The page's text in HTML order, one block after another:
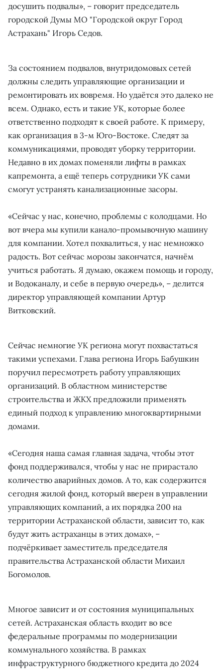
досушить подвалы», – говорит председатель
городской Думы МО "Городской округ Город
Астрахань" Игорь Седов.
За состоянием подвалов, внутридомовых сетей
должны следить управляющие организации и
ремонтировать их вовремя. Но удаётся это далеко не
всем. Однако, есть и такие УК, которые более
ответственно подходят к своей работе. К примеру,
как организация в 3-м Юго-Востоке. Следят за
коммуникациями, проводят уборку территории.
Недавно в их домах поменяли лифты в рамках
капремонта, а ещё теперь сотрудники УК сами
смогут устранять канализационные засоры.
«Сейчас у нас, конечно, проблемы с колодцами. Но
вот вчера мы купили канало-промывочную машину
для компании. Хотел похвалиться, у нас немножко
радость. Вот сейчас морозы закончатся, начнём
учиться работать. Я думаю, окажем помощь и городу,
и Водоканалу, и себе в первую очередь», – делится
директор управляющей компании Артур
Витковский.
Сейчас немногие УК региона могут похвастаться
такими успехами. Глава региона Игорь Бабушкин
поручил пересмотреть работу управляющих
организаций. В областном министерстве
строительства и ЖКХ предложили применять
единый подход к управлению многоквартирными
домами.
«Сегодня наша самая главная задача, чтобы этот
фонд поддерживался, чтобы у нас не прирастало
количество аварийных домов. А то, как содержится
сегодня жилой фонд, который вверен в управлении
управляющих компаний, а их порядка 200 на
территории Астраханской области, зависит то, как
будут жить астраханцы в этих домах», –
подчёркивает заместитель председателя
правительства Астраханской области Михаил
Богомолов.
Многое зависит и от состояния муниципальных
сетей. Астраханская область входит во все
федеральные программы по модернизации
коммунального хозяйства. В рамках
инфраструктурного бюджетного кредита до 2024